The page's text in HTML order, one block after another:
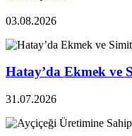
03.08.2026
Hatay’da Ekmek ve
31.07.2026